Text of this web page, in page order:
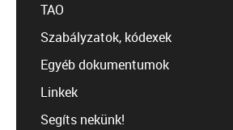
TAO
Szabályzatok, kódexek
Egyéb dokumentumok
Linkek
Segíts nekünk!